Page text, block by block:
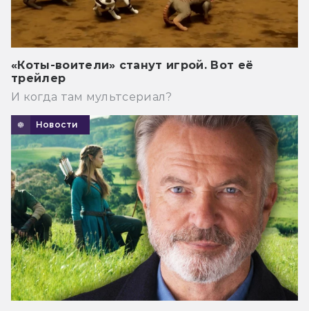
«Коты-воители» станут игрой. Вот её
трейлер
И когда там мультсериал?
Новости